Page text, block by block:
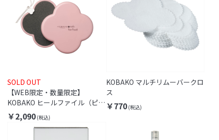
SOLD OUT
【WEB限定・数量限定】
KOBAKO ヒールファイル（ピン
クグレージュ）
￥2,090
KOBAKO マルチリムーバークロ
ス
￥770